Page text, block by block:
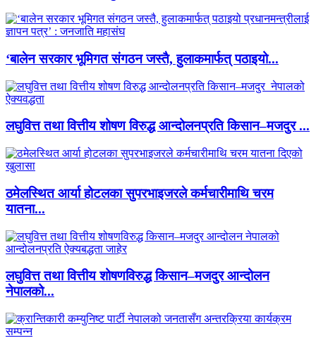
‘बालेन सरकार भूमिगत संगठन जस्तै, हुलाकमार्फत् पठाइयो...
लघुवित्त तथा वित्तीय शोषण विरुद्ध आन्दोलनप्रति किसान–मजदुर ...
ठमेलस्थित आर्या होटलका सुपरभाइजरले कर्मचारीमाथि चरम
यातना...
लघुवित्त तथा वित्तीय शोषणविरुद्ध किसान–मजदुर आन्दोलन
नेपालको...